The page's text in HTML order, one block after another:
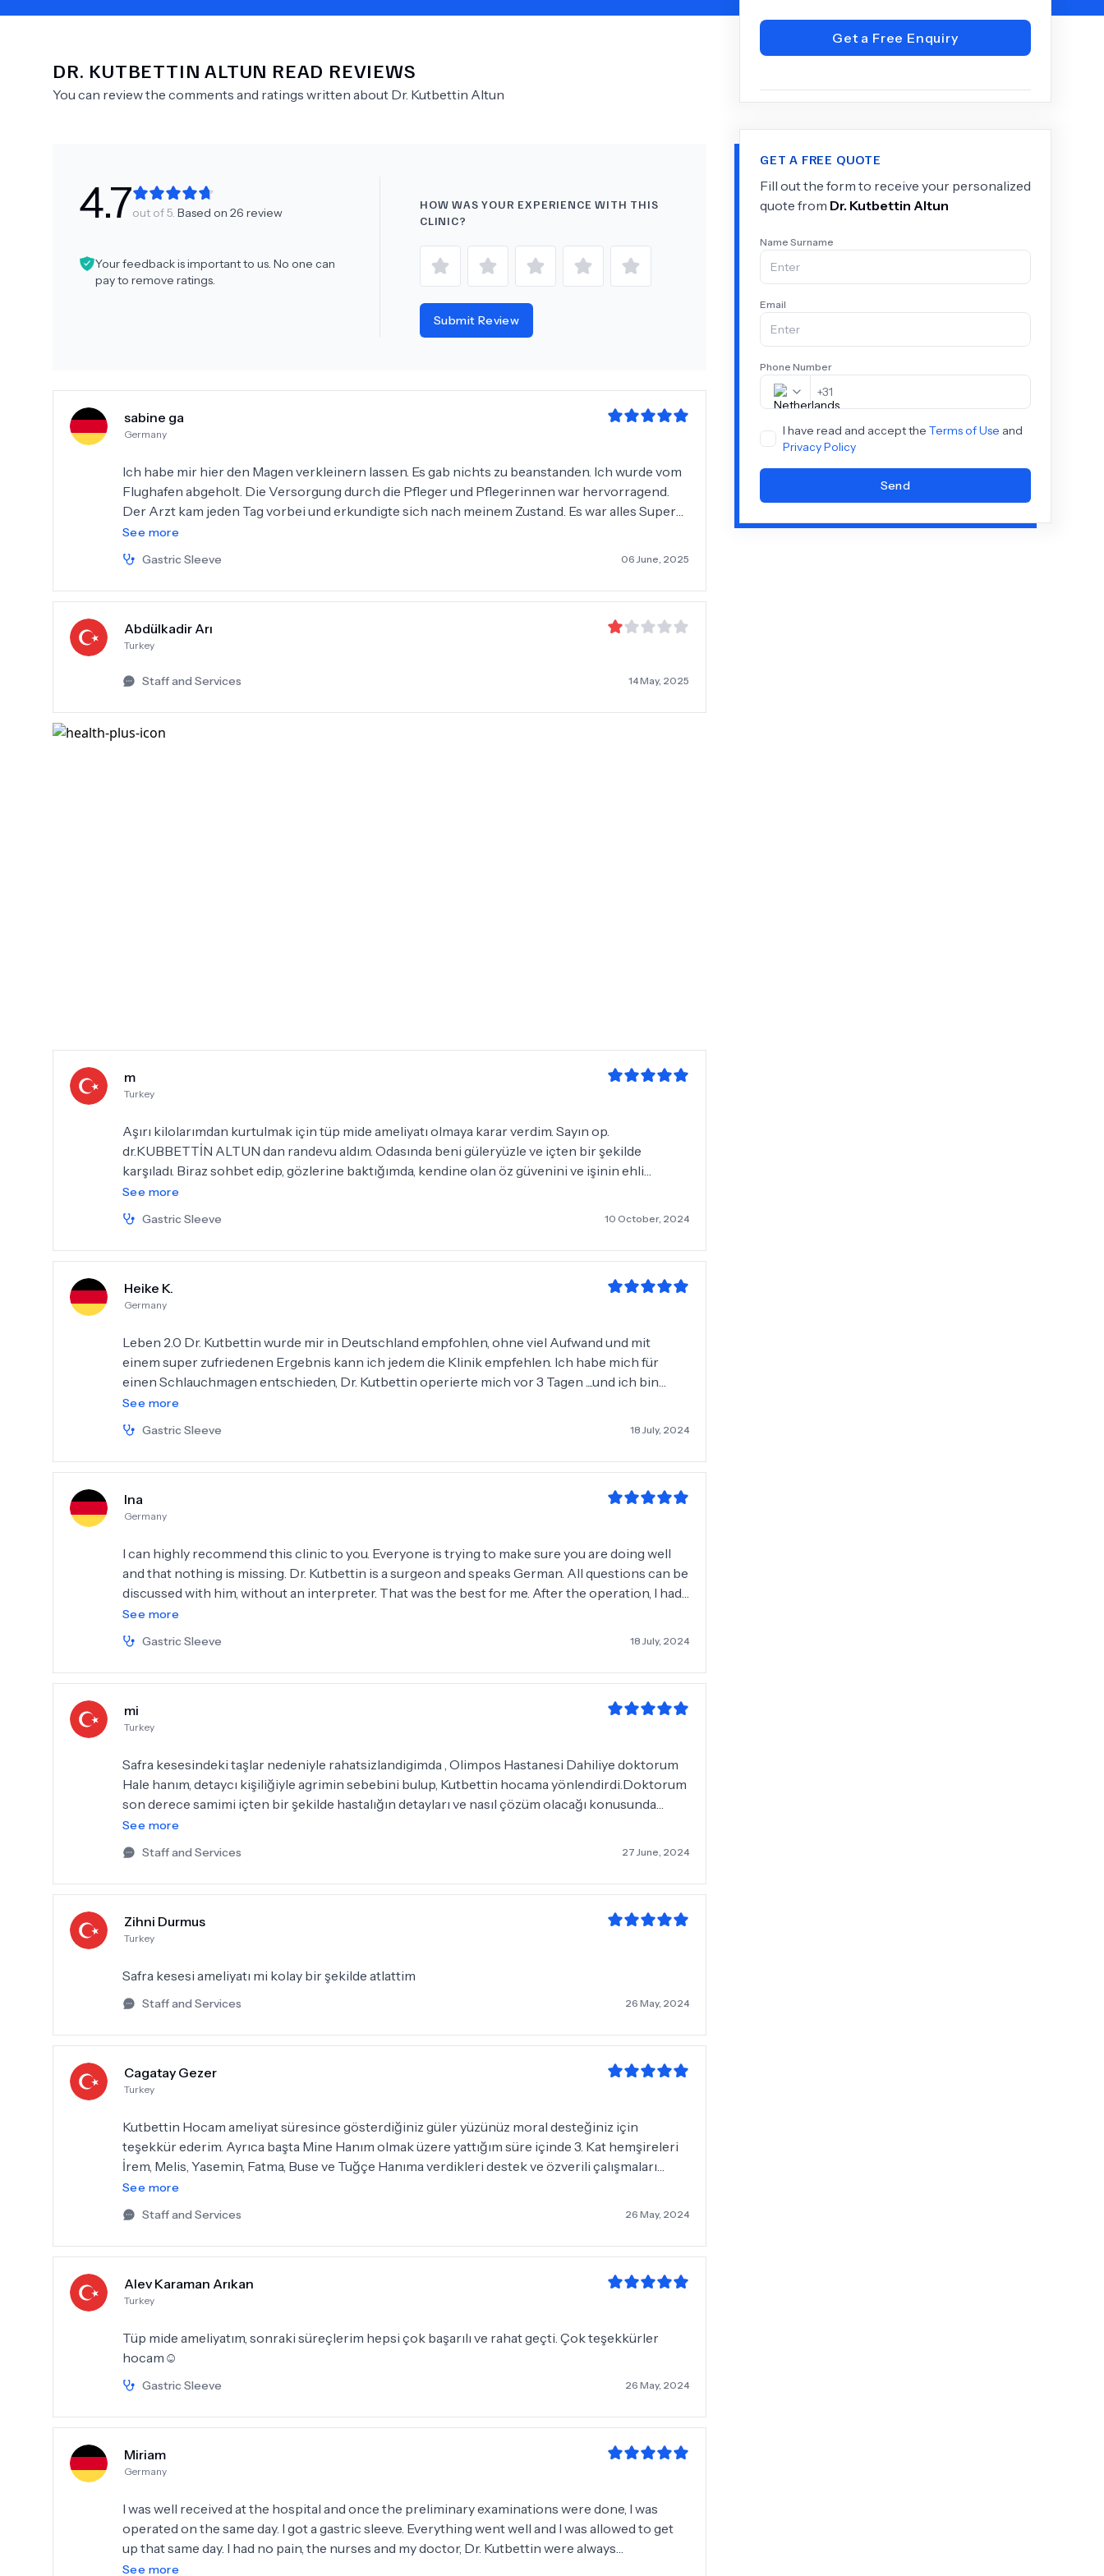
Need Help? See All Doctors +6.0k
DR. KUTBETTIN ALTUN READ REVIEWS
You can review the comments and ratings written about Dr. Kutbettin Altun
4.7out of 5. Based on 26 review
Your feedback is important to us. No one can
pay to remove ratings.
HOW WAS YOUR EXPERIENCE WITH THIS
CLINIC?
Submit Review
sabine ga
Germany
Ich habe mir hier den Magen verkleinern lassen. Es gab nichts zu beanstanden. Ich wurde vom
Flughafen abgeholt. Die Versorgung durch die Pfleger und Pflegerinnen war hervorragend.
Der Arzt kam jeden Tag vorbei und erkundigte sich nach meinem Zustand. Es war alles Super
organisiert. Auch die Übersetzerin war super nettVielen Dank an das ganze Team.
See more
Gastric Sleeve
06 June, 2025
Abdülkadir Arı
Turkey
Staff and Services 14 May, 2025
m
Turkey
Aşırı kilolarımdan kurtulmak için tüp mide ameliyatı olmaya karar verdim. Sayın op.
dr.KUBBETTİN ALTUN dan randevu aldım. Odasında beni güleryüzle ve içten bir şekilde
karşıladı. Biraz sohbet edip, gözlerine baktığımda, kendine olan öz güvenini ve işinin ehli
olduğunu hissettim. Bir hafta sonra 26.09.2024 tarihinde ameliyat oldum. Ameliyatim çok güzel
geçti. Ağrı yada bulantı gibi bir şey olmadı.6 saat sonrası yürümeye başladım. Mümkün
olduğunca yürüdüm. 29.09.2024 tarihinde taburcu oldum. Bu gün (10.10.2024) kontrol için
gittim. Kontrollerin yapıldı. Herşey çok güzel gidiyor. 7 kilo vermişim.2 kilosunun ödem
See more
Gastric Sleeve
10 October, 2024
Heike K.
Germany
Leben 2.0 Dr. Kutbettin wurde mir in Deutschland empfohlen, ohne viel Aufwand und mit
einem super zufriedenen Ergebnis kann ich jedem die Klinik empfehlen. Ich habe mich für
einen Schlauchmagen entschieden, Dr. Kutbettin operierte mich vor 3 Tagen ....und ich bin
schon wieder fit. Vor der OP wurden sämtliche Untersuchungen durchgeführt, durch
Spezialisten die im Haus tätig sind...Ultraschall, EKG, Lungenfunktionstest, Röntgen....wo man in
Deutschland Wochen wartet war es hier in wenigen Stunden möglich. ICH MÖCHTE MICH
AUCH BEI ALLEN SCHWESTERN UND MITARBEIERN AUF DER STATION BEDANKEN DIE
Begleitung war inklusive
See more
Gastric Sleeve
18 July, 2024
Ina
Germany
I can highly recommend this clinic to you. Everyone is trying to make sure you are doing well
and that nothing is missing. Dr. Kutbettin is a surgeon and speaks German. All questions can be
discussed with him, without an interpreter. That was the best for me. After the operation, I had
no pain or anything else to complain about. Everything is extremely organized and some
hospitals here in Germany could follow an example. All preliminary examinations were carried
out conscientiously. The agreed price is totally justified. I was at the clinic with my husband and
child. We had a large room and were well looked after.
See more
Gastric Sleeve
18 July, 2024
mi
Turkey
Safra kesesindeki taşlar nedeniyle rahatsizlandigimda , Olimpos Hastanesi Dahiliye doktorum
Hale hanım, detaycı kişiliğiyle agrimin sebebini bulup, Kutbettin hocama yönlendirdi.Doktorum
son derece samimi içten bir şekilde hastalığın detayları ve nasıl çözüm olacağı konusunda
bilgilendirme yapti.Amelitati en kısa sürede planladı. Baştan sona kadar, ameliyat surecim
Kutbettin hocam ve ekip arkadaşlarının detaycı titiz ve nezaketli yaklaşımıyla mükemmel geçti.
Ameliyat sonrası genel cerrahi kliniğimiz hemşirelerin becerisi nezaketi hoşgörünün
anlatmakla bitiremem Kutbettin hocam maharetli eli ve zekasıyla operasyonumu komplikasyon
See more
Staff and Services
27 June, 2024
Zihni Durmus
Turkey
Safra kesesi ameliyatı mi kolay bir şekilde atlattim
Staff and Services 26 May, 2024
Cagatay Gezer
Turkey
Kutbettin Hocam ameliyat süresince gösterdiğiniz güler yüzünüz moral desteğiniz için
teşekkür ederim. Ayrıca başta Mine Hanım olmak üzere yattığım süre içinde 3. Kat hemşireleri
İrem, Melis, Yasemin, Fatma, Buse ve Tuğçe Hanıma verdikleri destek ve özverili çalışmaları
nedeni ile tekrar tekrar teşekkür ederim.
See more
Staff and Services
26 May, 2024
Alev Karaman Arıkan
Turkey
Tüp mide ameliyatım, sonraki süreçlerim hepsi çok başarılı ve rahat geçti. Çok teşekkürler
hocam☺️
Gastric Sleeve 26 May, 2024
Miriam
Germany
I was well received at the hospital and once the preliminary examinations were done, I was
operated on the same day. I got a gastric sleeve. Everything went well and I was allowed to get
up that same day. I had no pain, the nurses and my doctor, Dr. Kutbettin were always
approachable. I can recommend the clinic and Dr. Highly recommend Kutbettin. I would do this
See more
Get a Free Enquiry
GET A FREE QUOTE
Fill out the form to receive your personalized
quote from Dr. Kutbettin Altun
Name Surname
Email
Phone Number
+31
I have read and accept the Terms of Use and
Privacy Policy
Send